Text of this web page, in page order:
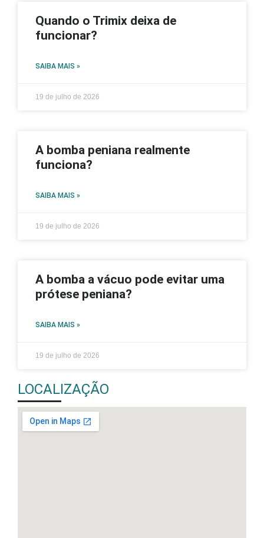
Quando o Trimix deixa de
funcionar?
SAIBA MAIS »
19 de julho de 2026
A bomba peniana realmente
funciona?
SAIBA MAIS »
19 de julho de 2026
A bomba a vácuo pode evitar uma
prótese peniana?
SAIBA MAIS »
19 de julho de 2026
LOCALIZAÇÃO